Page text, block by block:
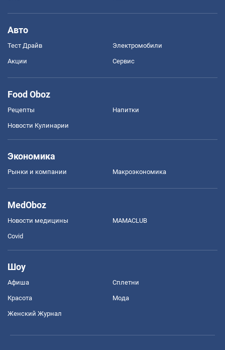
Авто
Тест Драйв Электромобили
Акции Сервис
Food Oboz
Рецепты Напитки
Новости Кулинарии
Экономика
Рынки и компании Mакроэкономика
MedOboz
Новости медицины MAMACLUB
Covid
Шоу
Афиша Сплетни
Красота Мода
Женский Журнал